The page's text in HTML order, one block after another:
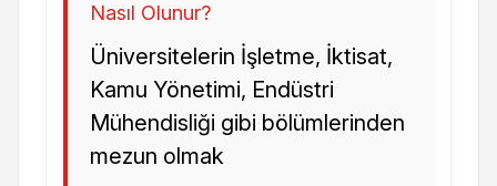
Nasıl Olunur?
Üniversitelerin İşletme, İktisat,
Kamu Yönetimi, Endüstri
Mühendisliği gibi bölümlerinden
mezun olmak